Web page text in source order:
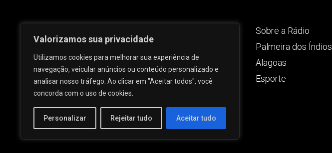
Valorizamos sua privacidade
Utilizamos cookies para melhorar sua experiência de
navegação, veicular anúncios ou conteúdo personalizado e
analisar nosso tráfego. Ao clicar em "Aceitar todos", você
concorda com o uso de cookies.
Personalizar Rejeitar tudo Aceitar tudo
Rua José e Maria Passos, nº 25 - Centro -
Palmeira dos Índios - AL.
Sobre a Rádio
Palmeira dos Índios
Alagoas
Esporte